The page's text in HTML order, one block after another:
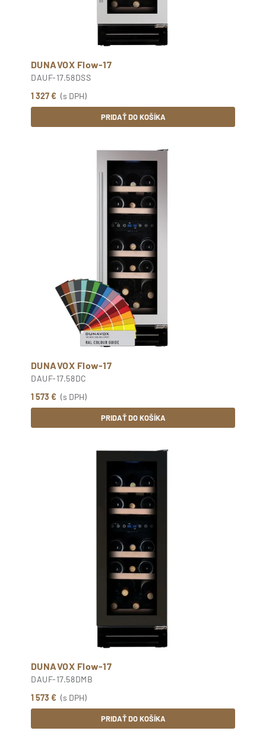
DUNAVOX Flow-17
DAUF-17.58DSS
1 327 € (s DPH)
PRIDAŤ DO KOŠÍKA
DUNAVOX Flow-17
DAUF-17.58DC
1 573 € (s DPH)
PRIDAŤ DO KOŠÍKA
DUNAVOX Flow-17
DAUF-17.58DMB
1 573 € (s DPH)
PRIDAŤ DO KOŠÍKA